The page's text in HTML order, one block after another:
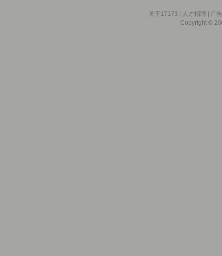
关于17173 人才招聘
广
Copyright ©